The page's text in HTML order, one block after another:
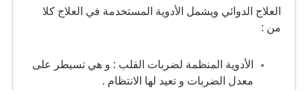
العلاج الدوائي ويشمل الأدوية المستخدمة في العلاج كلا
من :
الأدوية المنظمة لضربات القلب : و هي تسيطر على
معدل الضربات و تعيد لها الانتظام .